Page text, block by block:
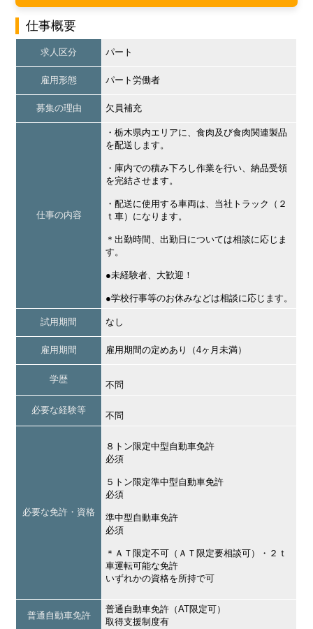
仕事概要
求人区分 パート
雇用形態 パート労働者
募集の理由 欠員補充
仕事の内容
・栃木県内エリアに、食肉及び食肉関連製品
を配送します。
・庫内での積み下ろし作業を行い、納品受領
を完結させます。
・配送に使用する車両は、当社トラック（２
ｔ車）になります。
＊出勤時間、出勤日については相談に応じま
す。
●未経験者、大歓迎！
●学校行事等のお休みなどは相談に応じます。
試用期間 なし
雇用期間 雇用期間の定めあり（4ヶ月未満）
学歴
不問
必要な経験等
不問
必要な免許・資格
８トン限定中型自動車免許
必須
５トン限定準中型自動車免許
必須
準中型自動車免許
必須
＊ＡＴ限定不可（ＡＴ限定要相談可）・２ｔ
車運転可能な免許
いずれかの資格を所持で可
普通自動車免許
普通自動車免許（AT限定可）
取得支援制度有